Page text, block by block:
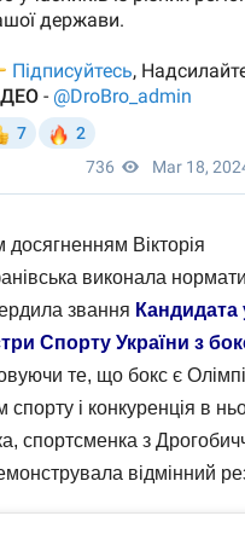
досягненням Вікторія
виконала
звання Кандидата
Спорту України з
те, що бокс є
спорту і конкуренція в
спортсменка з
відмінний